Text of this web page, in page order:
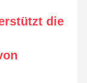
die